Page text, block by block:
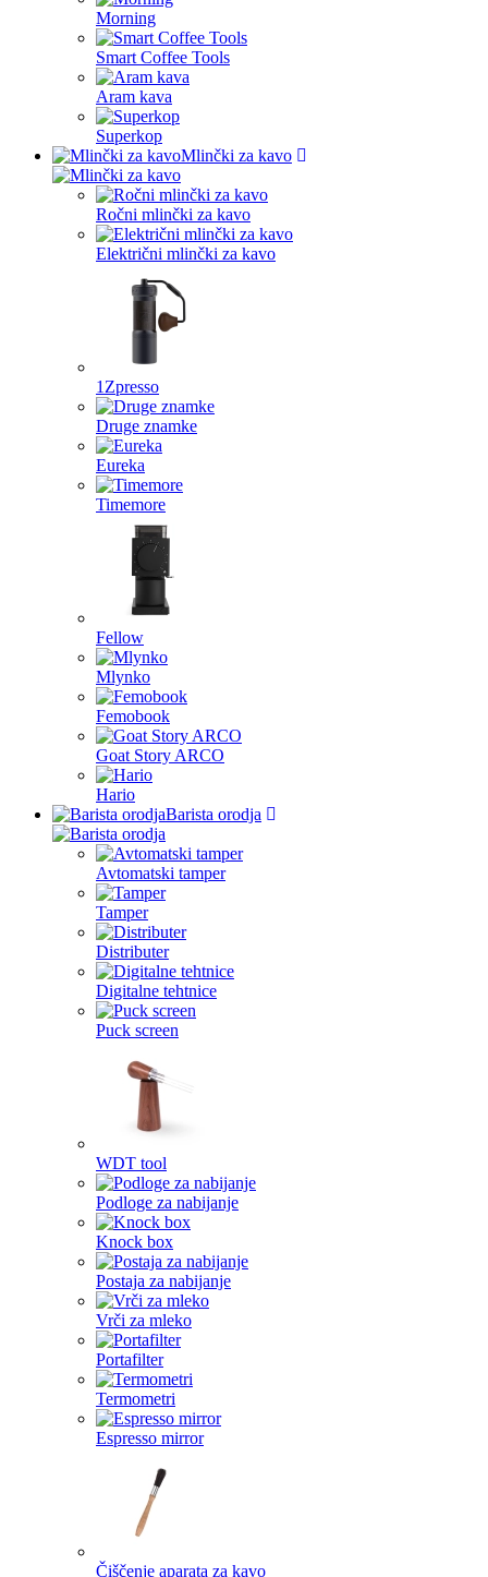
Morning
Smart Coffee Tools
Aram kava
Superkop
Mlinčki za kavo
Ročni mlinčki za kavo
Električni mlinčki za kavo
1Zpresso
Druge znamke
Eureka
Timemore
Fellow
Mlynko
Femobook
Goat Story ARCO
Hario
Barista orodja
Avtomatski tamper
Tamper
Distributer
Digitalne tehtnice
Puck screen
WDT tool
Podloge za nabijanje
Knock box
Postaja za nabijanje
Vrči za mleko
Portafilter
Termometri
Espresso mirror
Čiščenje aparata za kavo